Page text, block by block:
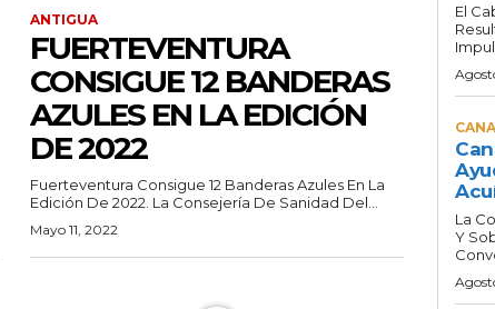
ANTIGUA
FUERTEVENTURA
CONSIGUE 12 BANDERAS
AZULES EN LA EDICIÓN
DE 2022
Fuerteventura Consigue 12 Banderas Azules En La
Edición De 2022. La Consejería De Sanidad Del...
Mayo 11, 2022
El
La
Y